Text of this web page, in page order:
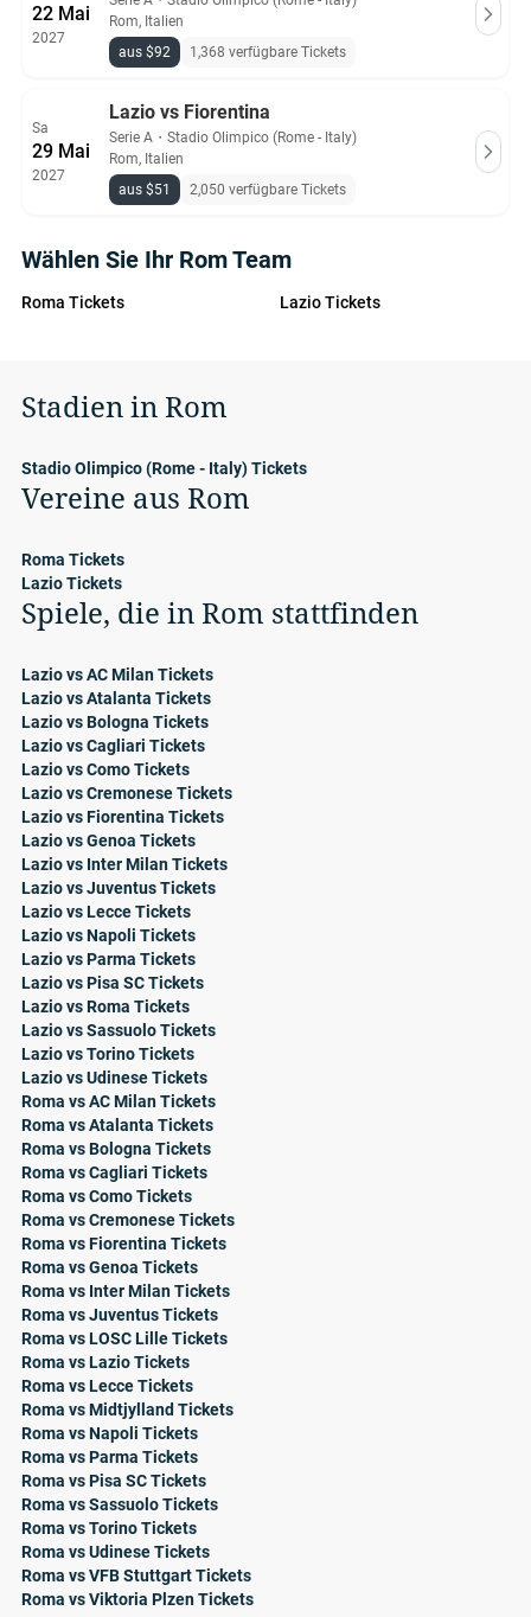
22 Mai
2027
Rom, Italien
aus $92
1,368 verfügbare Tickets
Sa
29 Mai
2027
Lazio vs Fiorentina
Serie A ・ Stadio Olimpico (Rome - Italy)
Rom, Italien
aus $51
2,050 verfügbare Tickets
Wählen Sie Ihr Rom Team
Roma Tickets Lazio Tickets
Stadien in Rom
Stadio Olimpico (Rome - Italy) Tickets
Vereine aus Rom
Roma Tickets
Lazio Tickets
Spiele, die in Rom stattfinden
Lazio vs AC Milan Tickets
Lazio vs Atalanta Tickets
Lazio vs Bologna Tickets
Lazio vs Cagliari Tickets
Lazio vs Como Tickets
Lazio vs Cremonese Tickets
Lazio vs Fiorentina Tickets
Lazio vs Genoa Tickets
Lazio vs Inter Milan Tickets
Lazio vs Juventus Tickets
Lazio vs Lecce Tickets
Lazio vs Napoli Tickets
Lazio vs Parma Tickets
Lazio vs Pisa SC Tickets
Lazio vs Roma Tickets
Lazio vs Sassuolo Tickets
Lazio vs Torino Tickets
Lazio vs Udinese Tickets
Roma vs AC Milan Tickets
Roma vs Atalanta Tickets
Roma vs Bologna Tickets
Roma vs Cagliari Tickets
Roma vs Como Tickets
Roma vs Cremonese Tickets
Roma vs Fiorentina Tickets
Roma vs Genoa Tickets
Roma vs Inter Milan Tickets
Roma vs Juventus Tickets
Roma vs LOSC Lille Tickets
Roma vs Lazio Tickets
Roma vs Lecce Tickets
Roma vs Midtjylland Tickets
Roma vs Napoli Tickets
Roma vs Parma Tickets
Roma vs Pisa SC Tickets
Roma vs Sassuolo Tickets
Roma vs Torino Tickets
Roma vs Udinese Tickets
Roma vs VFB Stuttgart Tickets
Roma vs Viktoria Plzen Tickets